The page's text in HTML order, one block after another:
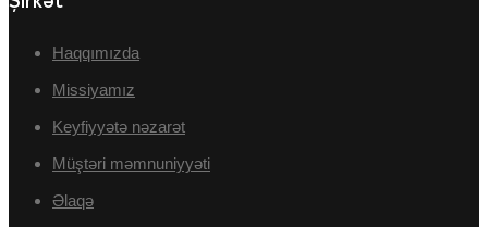
Haqqımızda
Missiyamız
Keyfiyyətə nəzarət
Müştəri məmnuniyyəti
Əlaqə